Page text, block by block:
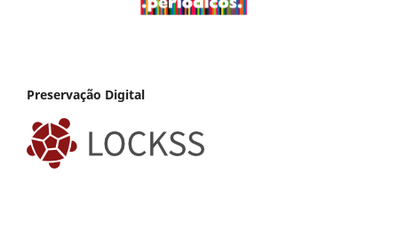
Preservação Digital